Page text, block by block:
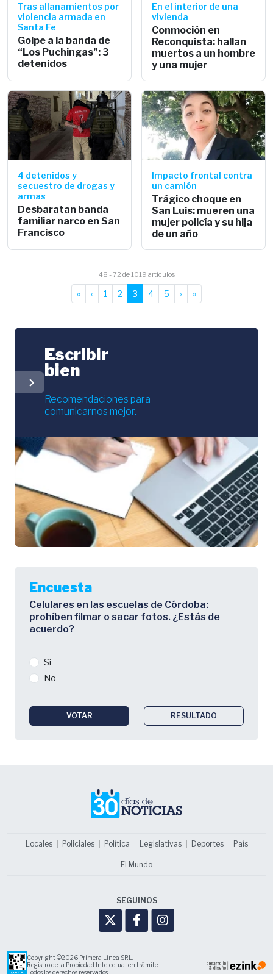
Tras allanamientos por
violencia armada en
Santa Fe
Golpe a la banda de
“Los Puchingas”: 3
detenidos
En el interior de una
vivienda
Conmoción en
Reconquista: hallan
muertos a un hombre
y una mujer
4 detenidos y
secuestro de drogas y
armas
Desbaratan banda
familiar narco en San
Francisco
Impacto frontal contra
un camión
Trágico choque en
San Luis: mueren una
mujer policía y su hija
de un año
48 - 72 de 1019 artículos
« ‹ 1 2 3 4 5 › »
chevron_right
Escribir
bien
Recomendaciones para
comunicarnos mejor.
Encuesta
Celulares en las escuelas de Córdoba:
prohíben filmar o sacar fotos. ¿Estás de
acuerdo?
Si
No
VOTAR RESULTADO
Locales Policiales Política Legislativas Deportes País
El Mundo
SEGUINOS
Copyright ©2026 Primera Linea SRL.
Registro de la Propiedad Intelectual en trámite
Todos los derechos reservados